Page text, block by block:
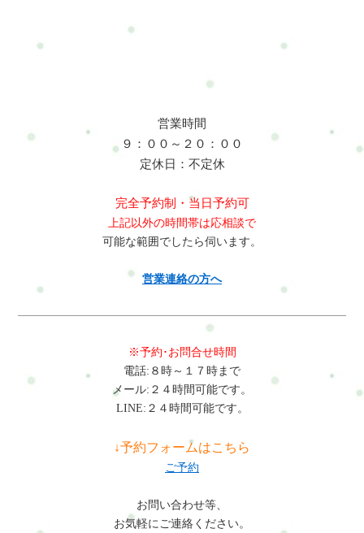
営業時間
９：００～２０：００
定休日：不定休
完全予約制・当日予約可
上記以外の時間帯は応相談で
可能な範囲でしたら伺います。
営業連絡の方へ
※予約･お問合せ時間
電話:８時～１７時まで
メール:２４時間可能です。
LINE:２４時間可能です。
↓予約フォームはこちら
ご予約
お問い合わせ等、
お気軽にご連絡ください。